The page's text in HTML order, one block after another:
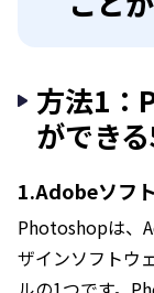
方法1：
ができ
1.Adobeソフ
Photoshopは、
ザインソフトウ